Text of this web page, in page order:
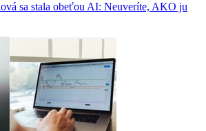
sa stala obeťou AI: Neuveríte, AKO ju